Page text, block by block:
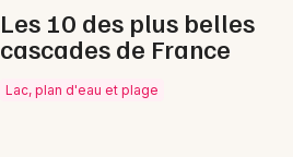
Les 10 des plus belles
cascades de France
Lac, plan d'eau et plage